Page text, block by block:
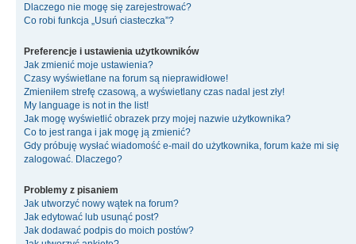
Dlaczego nie mogę się zarejestrować?
Co robi funkcja „Usuń ciasteczka”?
Preferencje i ustawienia użytkowników
Jak zmienić moje ustawienia?
Czasy wyświetlane na forum są nieprawidłowe!
Zmieniłem strefę czasową, a wyświetlany czas nadal jest zły!
My language is not in the list!
Jak mogę wyświetlić obrazek przy mojej nazwie użytkownika?
Co to jest ranga i jak mogę ją zmienić?
Gdy próbuję wysłać wiadomość e-mail do użytkownika, forum każe mi się
zalogować. Dlaczego?
Problemy z pisaniem
Jak utworzyć nowy wątek na forum?
Jak edytować lub usunąć post?
Jak dodawać podpis do moich postów?